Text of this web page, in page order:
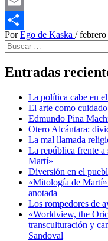
Email
Compartir
Por Ego de Kaska /
Buscar:
Entradas
La política cabe en
El arte como
Edmundo Pina
Otero Alcántara:
La mal llamada
La república frente
Martí»
Diversión en el
«Mitología de
anotada
Los rompedores de
«Worldview, the
transculturación y
Sandoval